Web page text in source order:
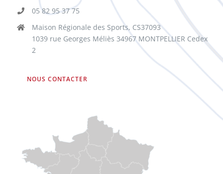
05 82 95 37 75
Maison Régionale des Sports, CS37093
1039 rue Georges Méliès 34967 MONTPELLIER Cedex
2
NOUS CONTACTER